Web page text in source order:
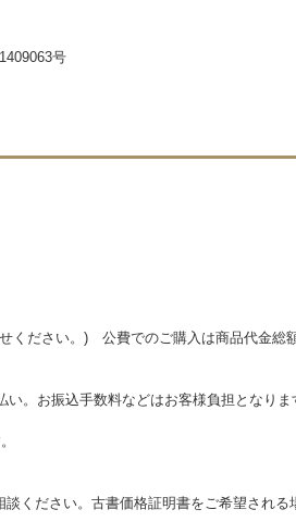
号
ください。) 公費でのご購入は商品代金総
。お振込手数料などはお客様負担となり
ください。古書価格証明書をご希望され